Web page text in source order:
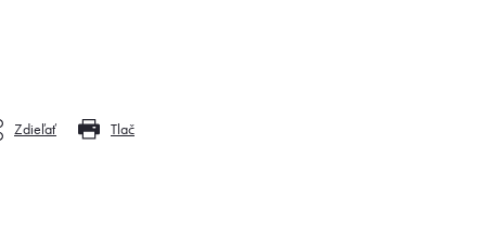
Tlač
Zdieľať